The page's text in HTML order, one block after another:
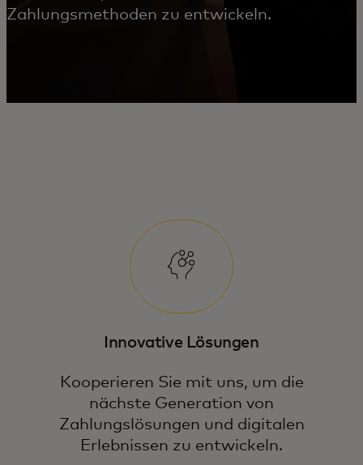
Zahlungsmethoden zu entwickeln.
Innovative Lösungen
Kooperieren Sie mit uns, um die
nächste Generation von
Zahlungslösungen und digitalen
Erlebnissen zu entwickeln.